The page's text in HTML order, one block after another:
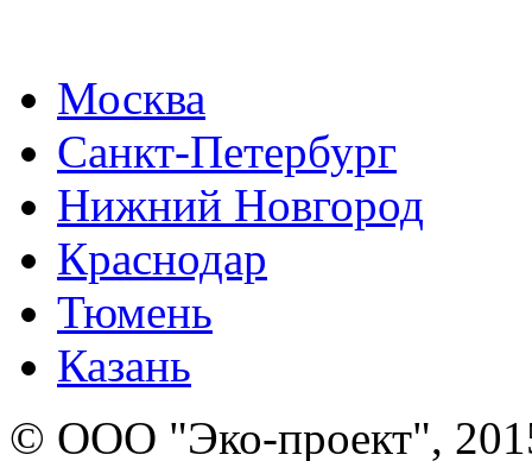
Москва
Санкт-Петербург
Нижний Новгород
Краснодар
Тюмень
Казань
© ООО "Эко-проект",